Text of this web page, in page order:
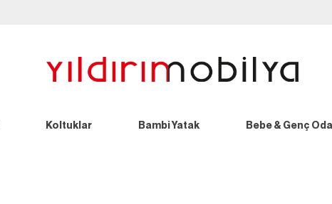
Koltuklar Bambi Yatak Bebe & Genç